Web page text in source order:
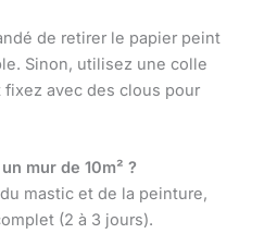
de retirer le papier peint
Sinon, utilisez une colle
avec des clous pour
mur de 10m² ?
mastic et de la peinture,
(2 à 3 jours).